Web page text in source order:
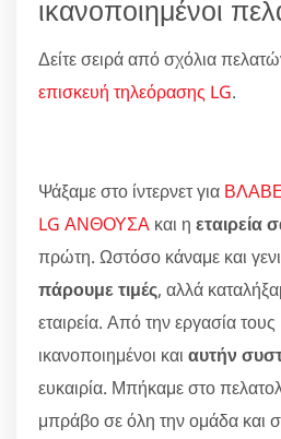
ικανοποιημένοι
Δείτε σειρά από σχόλια
επισκευή τηλεόρασης LG.
Ψάξαμε στο ίντερνετ για
LG ΑΝΘΟΥΣΑ και η εταιρεία
πρώτη. Ωστόσο κάναμε και
πάρουμε τιμές, αλλά
εταιρεία. Από την εργασία τους
ικανοποιημένοι και αυτήν
ευκαιρία. Μπήκαμε στο
μπράβο σε όλη την ομάδα και